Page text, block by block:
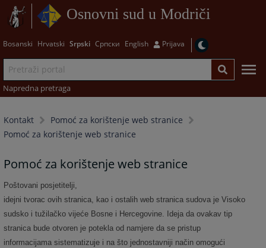
Osnovni sud u Modriči
Bosanski Hrvatski Srpski Српски English Prijava
Napredna pretraga
Kontakt
Pomoć za korištenje web stranice
Pomoć za korištenje web stranice
Pomoć za korištenje web stranice
Poštovani posjetitelji,
idejni tvorac ovih stranica, kao i ostalih web stranica sudova je Visoko
sudsko i tužilačko vijeće Bosne i Hercegovine. Ideja da ovakav tip
stranica bude otvoren je potekla od namjere da se pristup
informacijama sistematizuje i na što jednostavniji način omogući